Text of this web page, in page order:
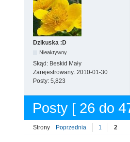
Dzikuska :D
Nieaktywny
Skąd: Beskid Mały
Zarejestrowany: 2010-01-30
Posty: 5,823
Posty [ 26 do
Strony Poprzednia 1 2